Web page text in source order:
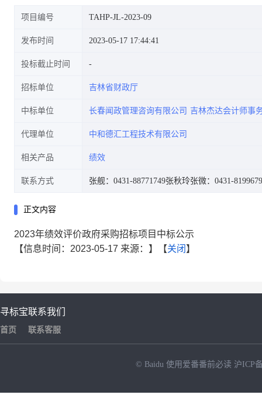
项目编号 TAHP-JL-2023-09
发布时间 2023-05-17 17:44:41
投标截止时间
招标单位 吉林省财政厅
中标单位 长春闻政管理咨询有限公司 吉林杰达会计师事
代理单位 中和德汇工程技术有限公司
相关产品 绩效
联系方式 张舰：0431-88771749张秋玲张微：0431-
正文内容
2023年绩效评价政府采购招标项目中标公示
【信息时间：2023-05-17 来源：】【关闭 】
寻标宝
首页
联系我们
联系客服
© Baidu 使用爱番番前必读 沪ICP